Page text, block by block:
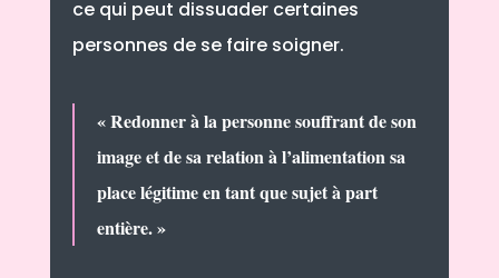
ce qui peut dissuader certaines
personnes de se faire soigner.
« Redonner à la personne souffrant de son
image et de sa relation à l’alimentation sa
place légitime en tant que sujet à part
entière. »